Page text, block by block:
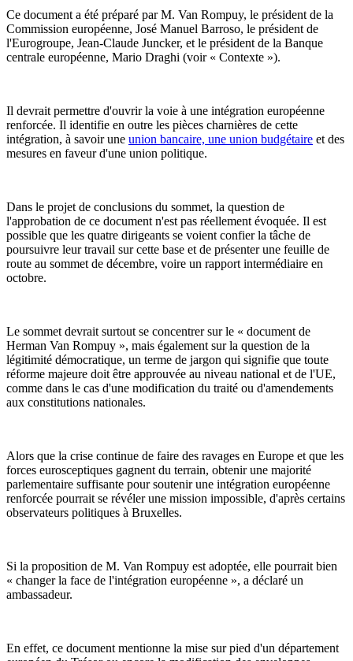
Ce document a été préparé par M. Van Rompuy, le président de la
Commission européenne, José Manuel Barroso, le président de
l'Eurogroupe, Jean-Claude Juncker, et le président de la Banque
centrale européenne, Mario Draghi (voir « Contexte »).
Il devrait permettre d'ouvrir la voie à une intégration européenne
renforcée. Il identifie en outre les pièces charnières de cette
intégration, à savoir une union bancaire, une union budgétaire et des
mesures en faveur d'une union politique.
Dans le projet de conclusions du sommet, la question de
l'approbation de ce document n'est pas réellement évoquée. Il est
possible que les quatre dirigeants se voient confier la tâche de
poursuivre leur travail sur cette base et de présenter une feuille de
route au sommet de décembre, voire un rapport intermédiaire en
octobre.
Le sommet devrait surtout se concentrer sur le « document de
Herman Van Rompuy », mais également sur la question de la
légitimité démocratique, un terme de jargon qui signifie que toute
réforme majeure doit être approuvée au niveau national et de l'UE,
comme dans le cas d'une modification du traité ou d'amendements
aux constitutions nationales.
Alors que la crise continue de faire des ravages en Europe et que les
forces eurosceptiques gagnent du terrain, obtenir une majorité
parlementaire suffisante pour soutenir une intégration européenne
renforcée pourrait se révéler une mission impossible, d'après certains
observateurs politiques à Bruxelles.
Si la proposition de M. Van Rompuy est adoptée, elle pourrait bien
« changer la face de l'intégration européenne », a déclaré un
ambassadeur.
En effet, ce document mentionne la mise sur pied d'un département